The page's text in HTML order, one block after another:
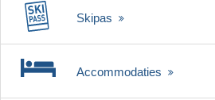
Skipas
Accommodaties